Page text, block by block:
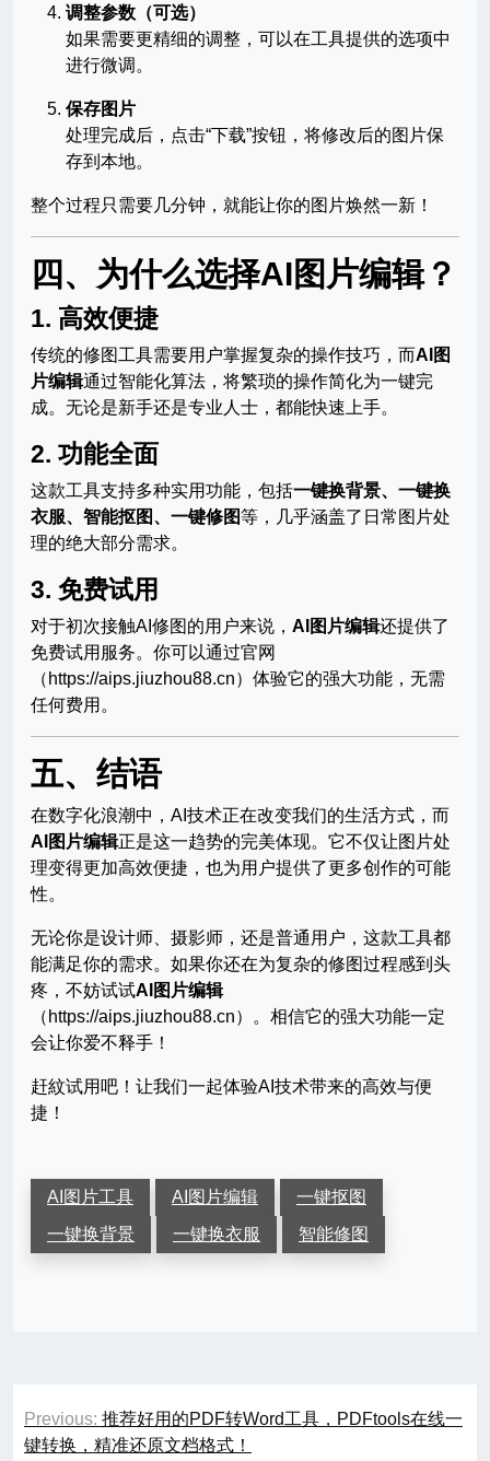
调整参数（可选）
如果需要更精细的调整，可以在工具提供的选项中
进行微调。
保存图片
处理完成后，点击“下载”按钮，将修改后的图片保
存到本地。
整个过程只需要几分钟，就能让你的图片焕然一新！
四、为什么选择AI图片编辑？
1. 高效便捷
传统的修图工具需要用户掌握复杂的操作技巧，而AI图
片编辑通过智能化算法，将繁琐的操作简化为一键完
成。无论是新手还是专业人士，都能快速上手。
2. 功能全面
这款工具支持多种实用功能，包括一键换背景、一键换
衣服、智能抠图、一键修图等，几乎涵盖了日常图片处
理的绝大部分需求。
3. 免费试用
对于初次接触AI修图的用户来说， AI图片编辑还提供了
免费试用服务。你可以通过官网
（https://aips.jiuzhou88.cn）体验它的强大功能，无需
任何费用。
五、结语
在数字化浪潮中，AI技术正在改变我们的生活方式，而
AI图片编辑正是这一趋势的完美体现。它不仅让图片处
理变得更加高效便捷，也为用户提供了更多创作的可能
性。
无论你是设计师、摄影师，还是普通用户，这款工具都
能满足你的需求。如果你还在为复杂的修图过程感到头
疼，不妨试试AI图片编辑
（https://aips.jiuzhou88.cn）。相信它的强大功能一定
会让你爱不释手！
赶紋试用吧！让我们一起体验AI技术带来的高效与便
捷！
AI图片工具 AI图片编辑
一键抠图
一键换背景
一键换衣服 智能修图
文
章
Previous: 推荐好用的PDF转Word工具，PDFtools在线一
键转换，精准还原文档格式！